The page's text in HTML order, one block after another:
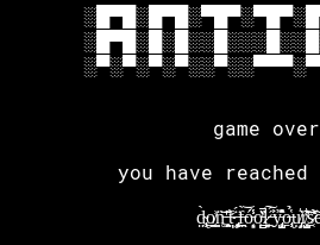
game over
you have
d̴̢̤̥̀o̸̲͇͔͗n̵͚̈͝'̵̤͔̯͕̋̈̕t̴̖̊ͅ ̶̡̨̰͓̈́f̶̲̯̭̀͝ó̵͎͔͈̾̾̀ơ̵͖̠̺̈̏̚l̷͍͍͙͠